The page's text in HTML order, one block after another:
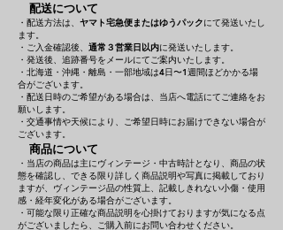
配送について
・配送方法は、 ヤマト宅急便またはゆうパックにて発送いたし
ます。
・ご入金確認後、 通常３営業日以内に発送いたします。
・発送後、追跡番号をメールにてご案内いたします。
・北海道・沖縄・離島・一部地域は4日〜1週間ほどかかる場
合がございます。
・配送日時のご希望がある場合は、当店へ電話にてご連絡をお
願いします。
・交通事情や天候により、ご希望日時にお届けできない場合が
ございます。
商品について
・当店の商品は主にヴィンテージ・中古時計となり、商品の状
態を確認し、できる限り詳しく商品説明や写真に掲載しており
ますが、ヴィンテージ品の性質上、記載しきれない小傷・使用
感・経年変化がある場合がございます。
・可能な限り正確な商品説明を心掛けておりますが気になる点
がございましたら、ご購入前にお問い合わせください。